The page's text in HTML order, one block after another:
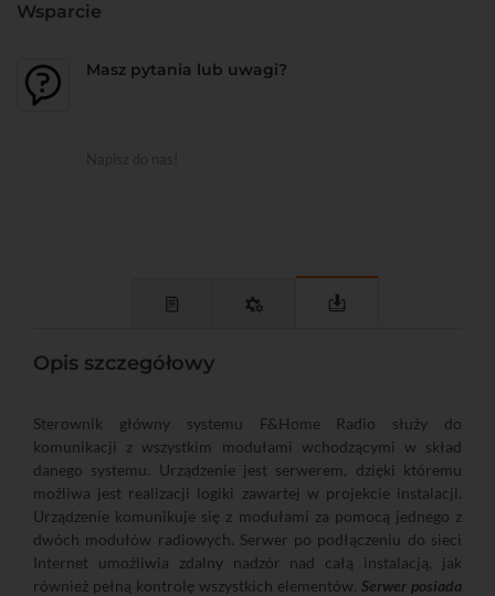
Wsparcie
Masz pytania lub uwagi?
Opis szczegółowy
Sterownik główny systemu F&Home Radio służy do
komunikacji z wszystkim modułami wchodzącymi w skład
danego systemu. Urządzenie jest serwerem, dzięki któremu
możliwa jest realizacji logiki zawartej w projekcie instalacji.
Urządzenie komunikuje się z modułami za pomocą jednego z
dwóch modułów radiowych. Serwer po podłączeniu do sieci
Internet umożliwia zdalny nadzór nad całą instalacją, jak
również pełną kontrolę wszystkich elementów. Serwer posiada